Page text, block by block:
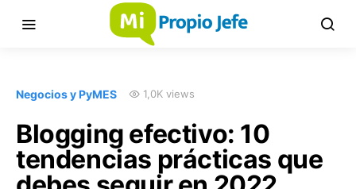
Negocios y PyMES 1,0K views
Blogging efectivo: 10
tendencias prácticas que